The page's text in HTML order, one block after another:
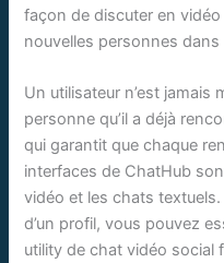
façon de discuter en
nouvelles personnes
Un utilisateur n’est jamais
personne qu’il a déjà
qui garantit que chaque
interfaces de ChatHub
vidéo et les chats
d’un profil, vous pouvez
utility de chat vidéo social